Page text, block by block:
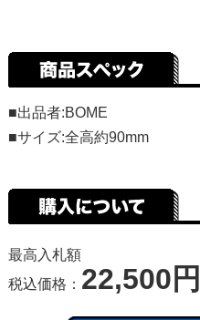
■出品者:BOME
■サイズ:全高約90mm
最高入札額
税込価格： 22,500円